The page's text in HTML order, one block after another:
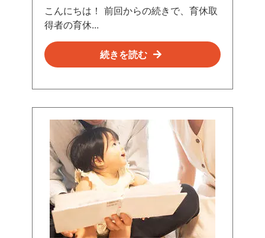
者
ブ
グ
こんにちは！ 前回からの続きで、育休取
得者の育休...
続きを読む